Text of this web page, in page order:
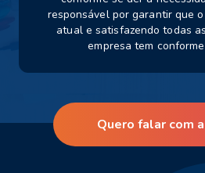
responsável por garantir que
atual e satisfazendo todas
empresa tem
Quero falar com